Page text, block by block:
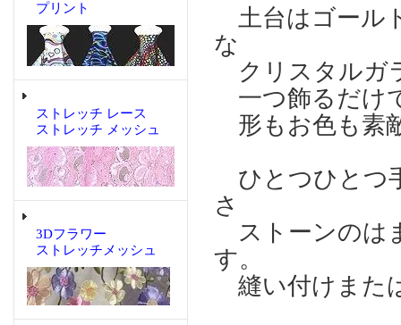
プリント
ストレッチ レース
ストレッチ メッシュ
3Dフラワー
ストレッチメッシュ
土台はゴール
な
クリスタルガ
一つ飾るだけ
形もお色も素
ひとつひとつ
さ
ストーンのは
す。
縫い付けまた